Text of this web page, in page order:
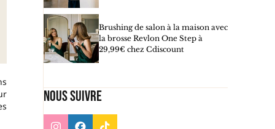
Brushing de salon à la maison avec
la brosse Revlon One Step à
29,99€ chez Cdiscount
Nous suivre